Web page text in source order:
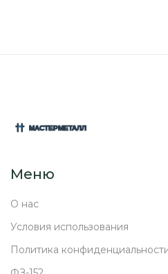
Меню
О нас
Условия использования
Политика